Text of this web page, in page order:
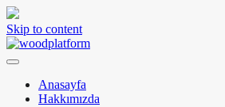
Skip to content
Anasayfa
Hakkımızda